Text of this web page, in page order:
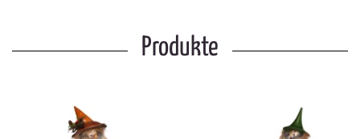
Produkte